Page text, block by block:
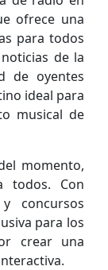
ofrece una
para todos
de la
de oyentes
ideal para
musical de
momento,
todos. Con
concursos
para los
crear una